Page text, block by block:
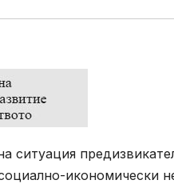
ситуация
икономически